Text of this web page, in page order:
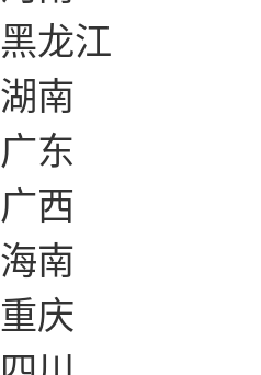
黑龙江
湖南
广东
广西
海南
重庆